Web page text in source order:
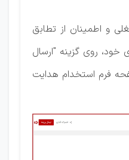
و اطمینان از تطابق
خود، روی گزینه "ارسال
فرم استخدام هدایت